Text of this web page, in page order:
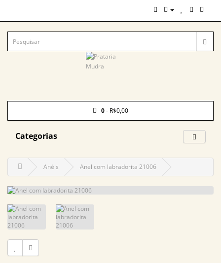
0- R$0,00
Categorias
Anéis Anel com labradorita 21006